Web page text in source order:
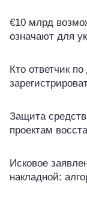
€10 млрд
означают для
Кто ответчик
Защита
проектам
Исковое
накладной: